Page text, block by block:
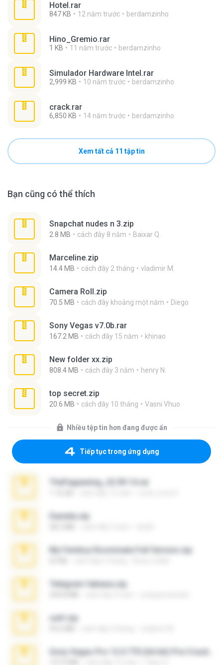
Hotel.rar
847 KB 12 năm trước berdamzinho
Hino_Gremio.rar
1 KB 11 năm trước berdamzinho
Simulador Hardware Intel.rar
2,999 KB 10 năm trước berdamzinho
crack.rar
6,850 KB 14 năm trước berdamzinho
Xem tất cả 11 tập tin
Bạn cũng có thể thích
Snapchat nudes n 3.zip
2.8 MB cách đây 8 năm Baixar Q.
Marceline.zip
14.4 MB cách đây 2 tháng vladimir M.
Camera Roll.zip
70.5 MB cách đây khoảng một năm Diego
Sony Vegas v7.0b.rar
167.2 MB cách đây 15 năm khinao
New folder xx.zip
808.4 MB cách đây 3 năm henry N.
top secret.zip
20.6 MB cách đây 10 tháng Vasni Vhuo
Nhiều tệp tin hơn đang được ẩn
Tiếp tục trong ứng dụng
TheFappening_22.09.14.rar
Daniela.zip
My Femboy Roommate Full Version.zip
Telegram fabiana.zip
ouh!.zip